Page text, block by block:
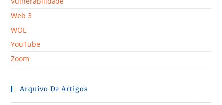
Web 3
WOL
YouTube
Zoom
Arquivo De Artigos